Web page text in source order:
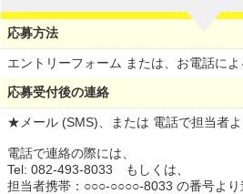
応募方法
エントリーフォーム または、お電話によ
応募受付後の連絡
★メール (SMS)、または 電話で担当者よ
電話で連絡の際には、
Tel: 082-493-8033 もしくは、
担当者携帯：○○○-○○○○-8033 の番号より